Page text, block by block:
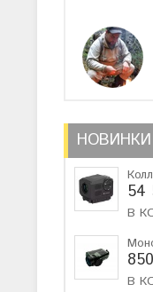
НОВИНКИ
54
В
В